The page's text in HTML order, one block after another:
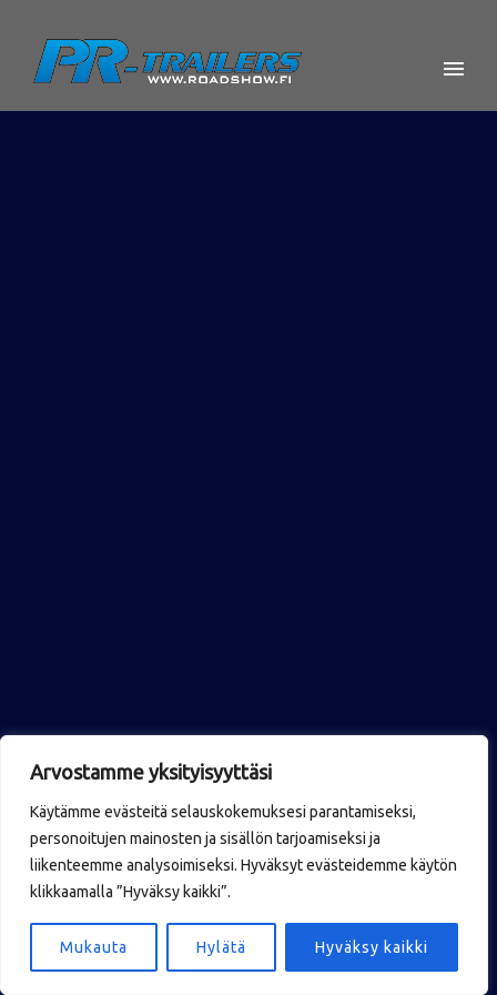
Arvostamme yksityisyyttäsi
Käytämme evästeitä selauskokemuksesi parantamiseksi,
personoitujen mainosten ja sisällön tarjoamiseksi ja
liikenteemme analysoimiseksi. Hyväksyt evästeidemme käytön
klikkaamalla ”Hyväksy kaikki”.
Mukauta Hylätä Hyväksy kaikki